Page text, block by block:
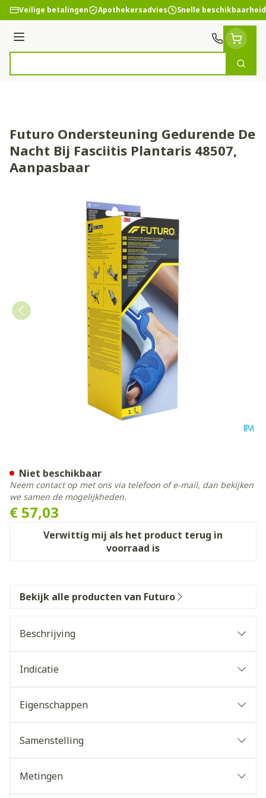
Ga naar de inhoud
Veilige betalingen Apothekersadvies Snelle beschikbaarheid
Menu
Zoek
Futuro Ondersteuning Gedurende De
Nacht Bij Fasciitis Plantaris 48507,
Aanpasbaar
€ 57,03
Verwittig mij als het product terug in
voorraad is
Niet beschikbaar
Neem contact op met ons via telefoon of e-mail, dan bekijken
we samen de mogelijkheden.
Bekijk alle producten van Futuro
Beschrijving
Indicatie
Eigenschappen
Samenstelling
Metingen